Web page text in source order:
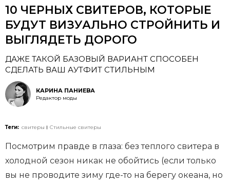
10 ЧЕРНЫХ СВИТЕРОВ, КОТОРЫЕ
БУДУТ ВИЗУАЛЬНО СТРОЙНИТЬ И
ВЫГЛЯДЕТЬ ДОРОГО
ДАЖЕ ТАКОЙ БАЗОВЫЙ ВАРИАНТ СПОСОБЕН
СДЕЛАТЬ ВАШ АУТФИТ СТИЛЬНЫМ
КАРИНА ПАНИЕВА
Редактор моды
Теги: свитеры Стильные свитеры
Посмотрим правде в глаза: без теплого свитера в
холодной сезон никак не обойтись (если только
вы не проводите зиму где-то на берегу океана, но